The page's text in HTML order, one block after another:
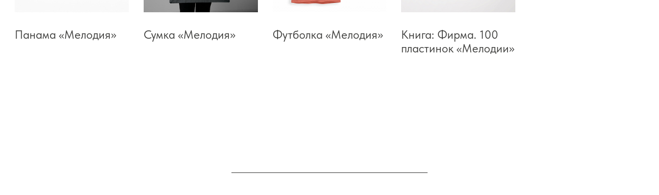
Панама «Мелодия» Сумка «Мелодия» Футболка «Мелодия»
Книга: Фирма. 100
пластинок «Мелодии»